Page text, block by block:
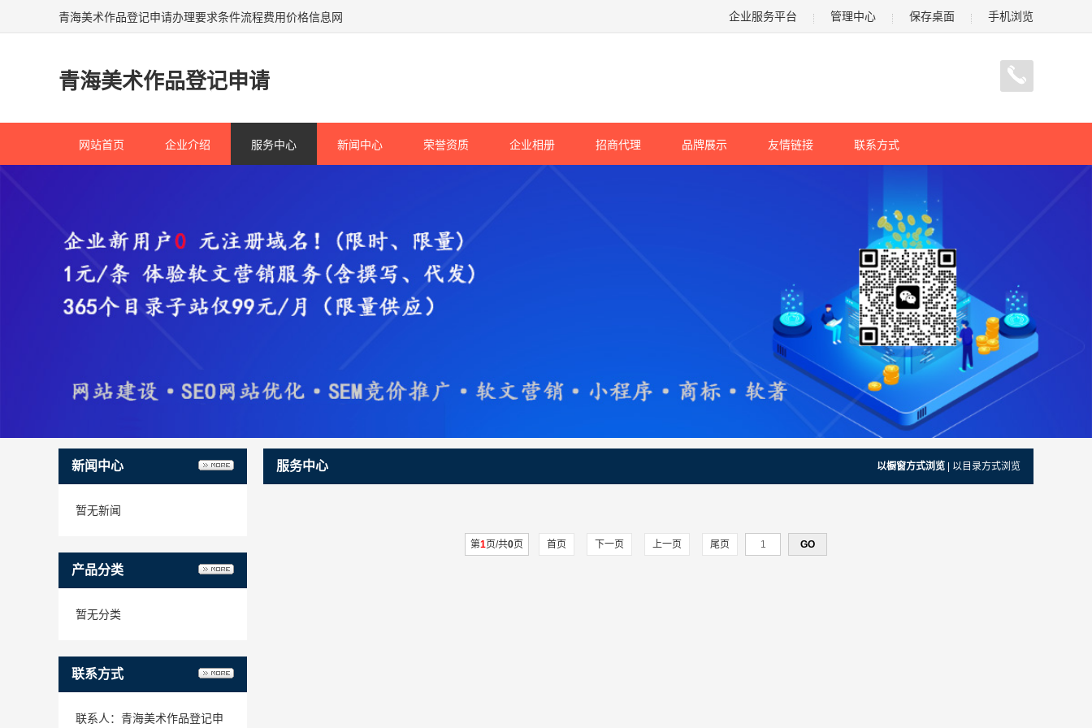
青海美术作品登记申请办理要求条件流程费用价格信息网 企业服务平台 管理中心 保存桌面 手机浏览
青海美术作品登记申请
网站首页 企业介绍 服务中心 新闻中心 荣誉资质 企业相册 招商代理 品牌展示 友情链接 联系方式
新闻中心
暂无新闻
产品分类
暂无分类
联系方式
联系人：青海美术作品登记申
以橱窗方式浏览 以目录方式浏览
服务中心
第1页/共0页 首页 下一页 上一页 尾页